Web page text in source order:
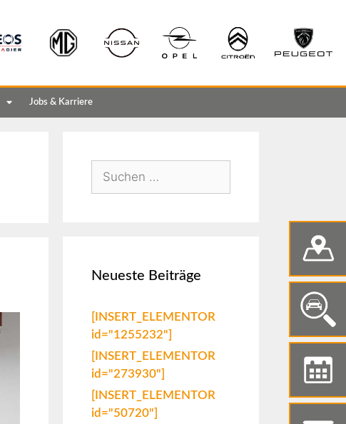
Jobs & Karriere
Neueste Beiträge
[INSERT_ELEMENTOR
id="1255232"]
[INSERT_ELEMENTOR
id="273930"]
[INSERT_ELEMENTOR
id="50720"]